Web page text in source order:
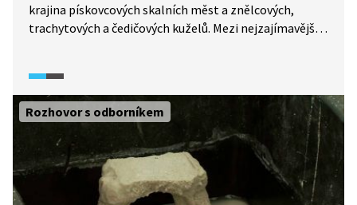
krajina pískovcových skalních měst a znělcových,
trachytových a čedičových kuželů. Mezi nejzajímavější
varhany Zlatý vrch. Čedičové sloupce Zlatého vrchu,
který je národní přírodní památkou, mají téměř 30
metrů a jsou i vyšší než známější Panská skála
u Kamenického Šenova.
Rozhovor s odborníkem